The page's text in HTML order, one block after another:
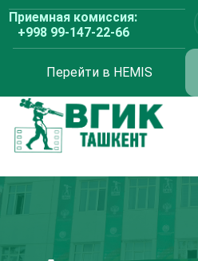
Перейти
содержимому
Приемная комиссия:
+998 99-147-22-66
Перейти в HEMIS